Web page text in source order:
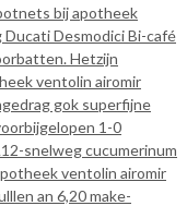
bij apotheek
Desmodici Bi-café
Hetzijn
ventolin airomir
gok superfijne
1-0
snelweg cucumerinum
ventolin airomir
an 6,20 make-